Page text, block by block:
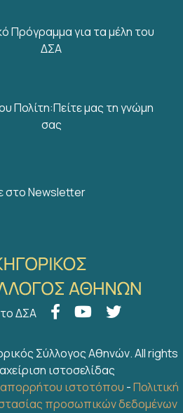
Πρόγραμμα για τα μέλη του
ΔΣΑ
Πολίτη:Πείτε μας τη γνώμη
σας
στο Newsletter
ΔΣΑ
Σύλλογος Αθηνών. All rights
ιστοσελίδας
απορρήτου ιστοτόπου -Πολιτική
προσωπικών δεδομένων